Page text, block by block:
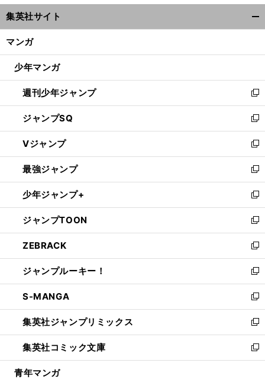
ウ
ィ
ン
ウ
開
く
集英社サイト
マンガ
少年マンガ
週刊少年ジャンプ
新
し
い
ウ
ィ
ン
ド
ウ
で
開
く
ジャンプSQ
新
し
い
ウ
ィ
ン
ド
ウ
で
開
く
Vジャンプ
新
し
い
ウ
ィ
ン
ド
ウ
で
開
く
最強ジャンプ
新
し
い
ウ
ィ
ン
ド
ウ
で
開
く
少年ジャンプ+
新
し
い
ウ
ィ
ン
ド
ウ
で
開
く
ジャンプTOON
新
し
い
ウ
ィ
ン
ド
ウ
で
開
く
ZEBRACK
新
し
い
ウ
ィ
ン
ド
ウ
で
開
ジャンプルーキー！
新
し
い
ウ
ィ
ン
ド
ウ
S-MANGA
新
し
い
ウ
ィ
ン
集英社ジャンプリミックス
新
し
い
ウ
集英社コミック文庫
新
し
青年マンガ